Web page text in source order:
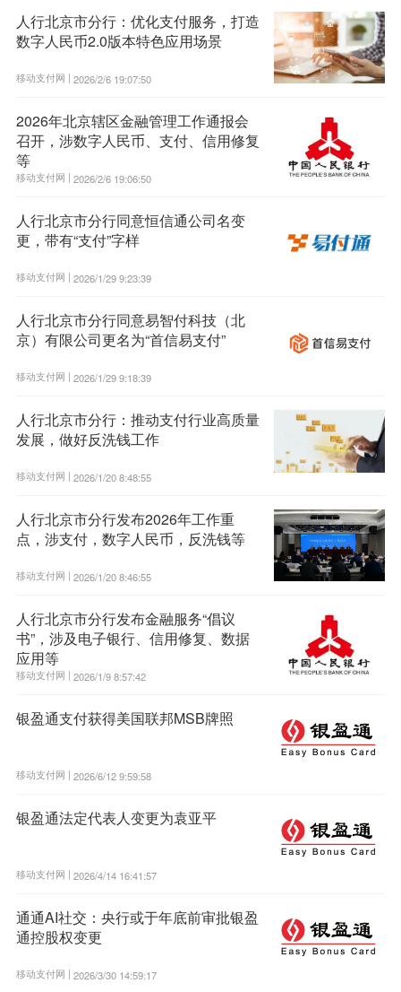
人行北京市分行：优化支付服务，打造
数字人民币2.0版本特色应用场景
移动支付网 | 2026/2/6 19:07:50
2026年北京辖区金融管理工作通报会
召开，涉数字人民币、支付、信用修复
等
移动支付网 | 2026/2/6 19:06:50
人行北京市分行同意恒信通公司名变
更，带有“支付”字样
移动支付网 | 2026/1/29 9:23:39
人行北京市分行同意易智付科技（北
京）有限公司更名为“首信易支付”
移动支付网 | 2026/1/29 9:18:39
人行北京市分行：推动支付行业高质量
发展，做好反洗钱工作
移动支付网 | 2026/1/20 8:48:55
人行北京市分行发布2026年工作重
点，涉支付，数字人民币，反洗钱等
移动支付网 | 2026/1/20 8:46:55
人行北京市分行发布金融服务“倡议
书”，涉及电子银行、信用修复、数据
应用等
移动支付网 | 2026/1/9 8:57:42
银盈通支付获得美国联邦MSB牌照
移动支付网 | 2026/6/12 9:59:58
银盈通法定代表人变更为袁亚平
移动支付网 | 2026/4/14 16:41:57
通通AI社交：央行或于年底前审批银盈
通控股权变更
移动支付网 | 2026/3/30 14:59:17